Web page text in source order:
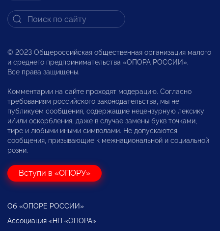
© 2023 Общероссийская общественная организация малого
и среднего предпринимательства «ОПОРА РОССИИ».
Все права защищены.
Комментарии на сайте проходят модерацию. Согласно
требованиям российского законодательства, мы не
публикуем сообщения, содержащие нецензурную лексику
и/или оскорбления, даже в случае замены букв точками,
тире и любыми иными символами. Не допускаются
сообщения, призывающие к межнациональной и социальной
розни.
Вступи в «ОПОРУ»
Об «ОПОРЕ РОССИИ»
Ассоциация «НП «ОПОРА»